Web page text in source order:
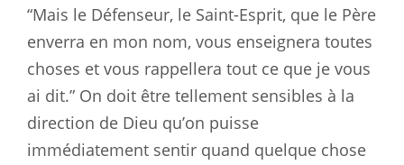
“Mais le Défenseur, le Saint-Esprit, que le Père
enverra en mon nom, vous enseignera toutes
choses et vous rappellera tout ce que je vous
ai dit.” On doit être tellement sensibles à la
direction de Dieu qu’on puisse
immédiatement sentir quand quelque chose